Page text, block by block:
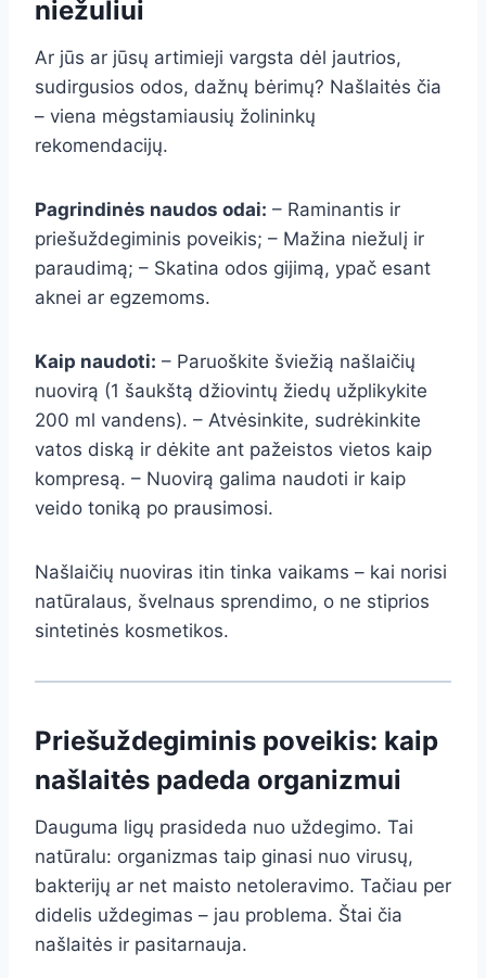
niežuliui
Ar jūs ar jūsų artimieji vargsta dėl jautrios,
sudirgusios odos, dažnų bėrimų? Našlaitės čia
– viena mėgstamiausių žolininkų
rekomendacijų.
Pagrindinės naudos odai: – Raminantis ir
priešuždegiminis poveikis; – Mažina niežulį ir
paraudimą; – Skatina odos gijimą, ypač esant
aknei ar egzemoms.
Kaip naudoti: – Paruoškite šviežią našlaičių
nuovirą (1 šaukštą džiovintų žiedų užplikykite
200 ml vandens). – Atvėsinkite, sudrėkinkite
vatos diską ir dėkite ant pažeistos vietos kaip
kompresą. – Nuovirą galima naudoti ir kaip
veido toniką po prausimosi.
Našlaičių nuoviras itin tinka vaikams – kai norisi
natūralaus, švelnaus sprendimo, o ne stiprios
sintetinės kosmetikos.
Priešuždegiminis poveikis: kaip
našlaitės padeda organizmui
Dauguma ligų prasideda nuo uždegimo. Tai
natūralu: organizmas taip ginasi nuo virusų,
bakterijų ar net maisto netoleravimo. Tačiau per
didelis uždegimas – jau problema. Štai čia
našlaitės ir pasitarnauja.